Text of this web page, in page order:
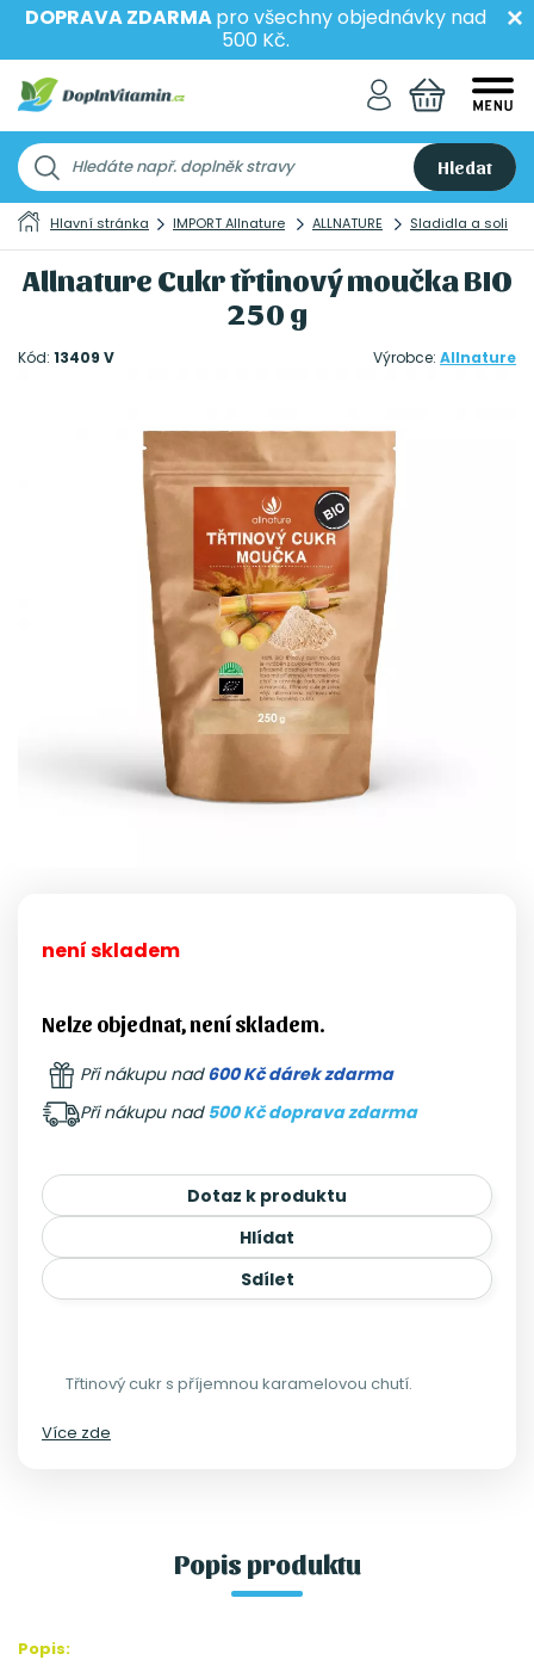
DOPRAVA ZDARMApro všechny objednávky nad
500 Kč.
Hledat
Hlavní stránka IMPORT Allnature ALLNATURE Sladidla a soli
Allnature Cukr třtinový moučka BIO
250 g
Kód: 13409 V Výrobce: Allnature
není skladem
Nelze objednat, není skladem.
Při nákupu nad600 Kč dárek zdarma
Při nákupu nad 500 Kč doprava zdarma
Dotaz k produktu
Hlídat
Sdílet
Třtinový cukr s příjemnou karamelovou chutí.
Více zde
Popis produktu
Popis: